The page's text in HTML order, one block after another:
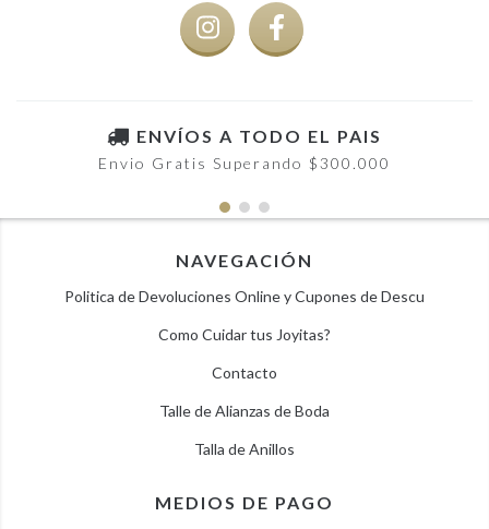
ENVÍOS A TODO EL PAIS
Envio Gratis Superando $300.000
NAVEGACIÓN
Politica de Devoluciones Online y Cupones de Descu
Como Cuidar tus Joyitas?
Contacto
Talle de Alianzas de Boda
Talla de Anillos
MEDIOS DE PAGO